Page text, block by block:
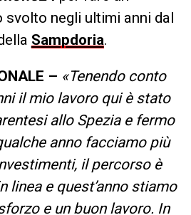
svolto negli ultimi anni dal
Sampdoria.
– «Tenendo conto
il mio lavoro qui è stato
allo Spezia e fermo
anno facciamo più
il percorso è
linea e quest’anno stiamo
e un buon lavoro. In